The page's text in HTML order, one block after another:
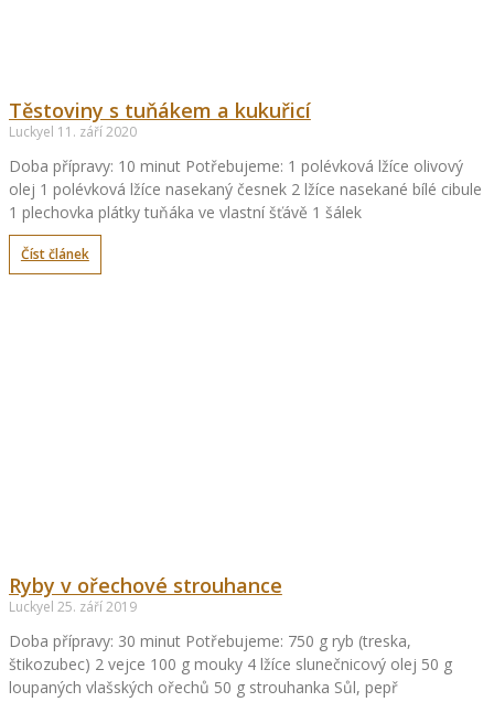
Těstoviny s tuňákem a kukuřicí
Luckyel 11. září 2020
Doba přípravy: 10 minut Potřebujeme: 1 polévková lžíce olivový
olej 1 polévková lžíce nasekaný česnek 2 lžíce nasekané bílé cibule
1 plechovka plátky tuňáka ve vlastní šťávě 1 šálek
Číst článek
Ryby v ořechové strouhance
Luckyel 25. září 2019
Doba přípravy: 30 minut Potřebujeme: 750 g ryb (treska,
štikozubec) 2 vejce 100 g mouky 4 lžíce slunečnicový olej 50 g
loupaných vlašských ořechů 50 g strouhanka Sůl, pepř